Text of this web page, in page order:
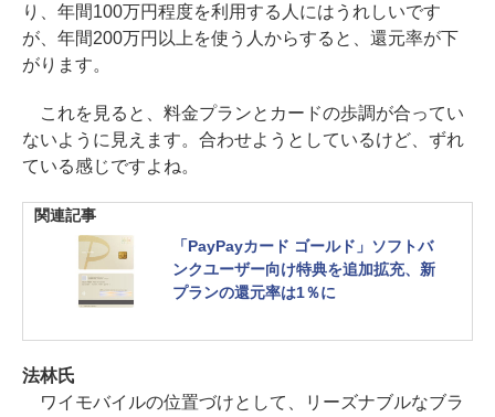
り、年間100万円程度を利用する人にはうれしいです
が、年間200万円以上を使う人からすると、還元率が下
がります。
これを見ると、料金プランとカードの歩調が合ってい
ないように見えます。合わせようとしているけど、ずれ
ている感じですよね。
関連記事
「PayPayカード ゴールド」ソフトバ
ンクユーザー向け特典を追加拡充、新
プランの還元率は1％に
法林氏
ワイモバイルの位置づけとして、リーズナブルなブラ